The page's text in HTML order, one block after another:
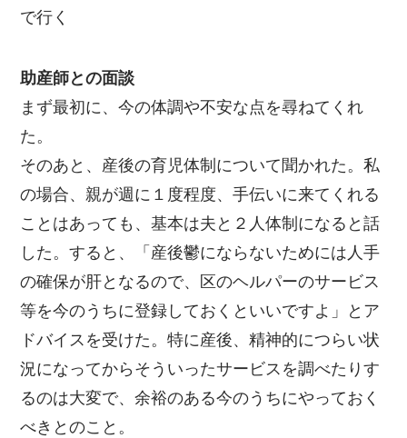
で行く
助産師との面談
まず最初に、今の体調や不安な点を尋ねてくれ
た。
そのあと、産後の育児体制について聞かれた。私
の場合、親が週に１度程度、手伝いに来てくれる
ことはあっても、基本は夫と２人体制になると話
した。すると、「産後鬱にならないためには人手
の確保が肝となるので、区のヘルパーのサービス
等を今のうちに登録しておくといいですよ」とア
ドバイスを受けた。特に産後、精神的につらい状
況になってからそういったサービスを調べたりす
るのは大変で、余裕のある今のうちにやっておく
べきとのこと。